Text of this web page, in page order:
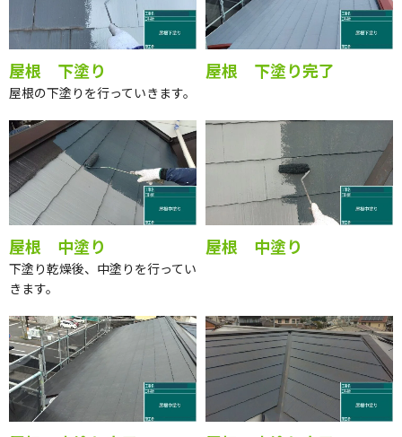
屋根 下塗り
屋根の下塗りを行っていきます。
屋根 下塗り完了
屋根 中塗り
下塗り乾燥後、中塗りを行ってい
きます。
屋根 中塗り